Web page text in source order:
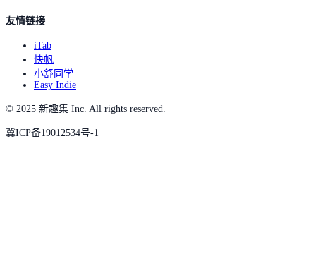
友情链接
iTab
快帆
小舒同学
Easy Indie
© 2025 新趣集 Inc. All rights reserved.
冀ICP备19012534号-1